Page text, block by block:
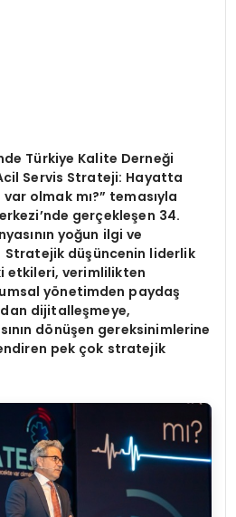
Türkiye Kalite Derneği
Servis Strateji: Hayatta
olmak mı?” temasıyla
gerçekleşen 34.
yoğun ilgi ve
Stratejik düşüncenin liderlik
etkileri, verimlilikten
yönetimden paydaş
dijitalleşmeye,
n dönüşen gereksinimlerine
pek çok stratejik